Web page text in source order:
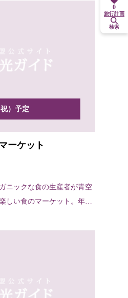
）予定
ーケット
ニックな食の生産者が青空
しい食のマーケット。年2
0
旅行計画
検索